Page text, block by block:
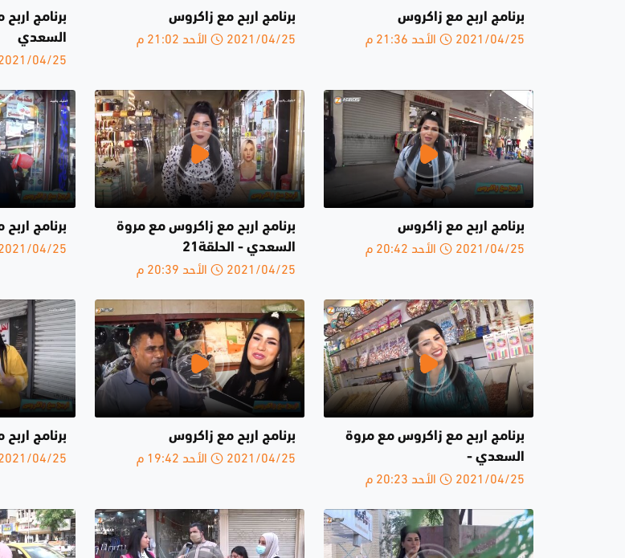
برنامج اربح مع زاكروس
2021/04/25 الأحد 21:36 م
برنامج اربح مع زاكروس
2021/04/25 الأحد 21:02 م
برنامج
السعدي
2021/04/25 الأحد
برنامج اربح مع زاكروس
2021/04/25 الأحد 20:42 م
برنامج اربح مع زاكروس مع مروة
السعدي - الحلقة21
2021/04/25 الأحد 20:39 م
برنامج
2021/04/25 الأحد
برنامج اربح مع زاكروس مع مروة
السعدي -
2021/04/25 الأحد 20:23 م
برنامج اربح مع زاكروس
2021/04/25 الأحد 19:42 م
برنامج
2021/04/25 الأحد